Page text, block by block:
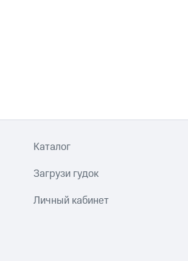
Каталог
Загрузи гудок
Личный кабинет